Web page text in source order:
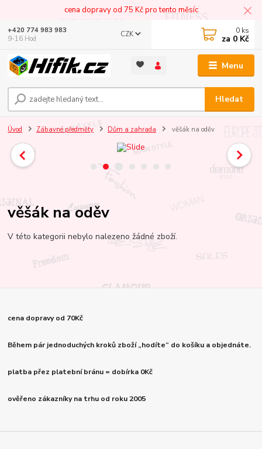
cena dopravy od 75 Kč pro tento měsíc
Menu
CZK
Hledat
+420 774 983 983
9-16 Hod
0 ks
za 0 Kč
Úvod Zábavné předměty Dům a zahrada věšák na oděv
věšák na oděv
V této kategorii nebylo nalezeno žádné zboží.
cena dopravy od 70Kč
Během pár jednoduchých kroků zboží „hodíte“ do košíku a objednáte.
platba přez platební bránu = dobírka 0Kč
ověřeno zákazníky na trhu od roku 2005